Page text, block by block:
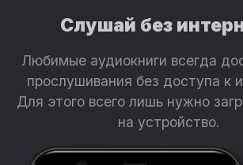
Слушай без
Любимые аудиокниги всегда
прослушивания без доступа к
Для этого всего лишь нужно
на устройство.